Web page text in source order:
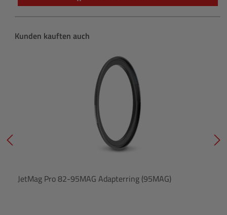
Produktgalerie überspringen
Kunden kauften auch
JetMag Pro 82-95MAG Adapterring (95MAG)